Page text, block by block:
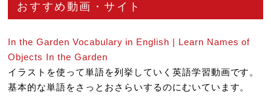
おすすめ動画・サイト
In the Garden Vocabulary in English | Learn Names of
Objects In the Garden
イラストを使って単語を列挙していく英語学習動画です。
基本的な単語をさっとおさらいするのにむいています。